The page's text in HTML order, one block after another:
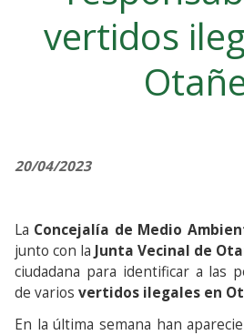
vertidos
20/04/2023
La Concejalía de Medio
junto con la Junta Vecinal de
ciudadana para identificar a las
de varios vertidos ilegales en
En la última semana han